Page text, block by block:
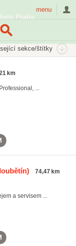
Praha
menu
sekce/štítky
km
...
74,47 km
a servisem ...